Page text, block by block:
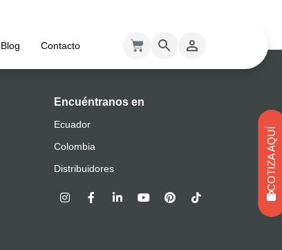
Blog Contacto
COTIZA AQUÍ
Encuéntranos en
Ecuador
Colombia
Distribuidores